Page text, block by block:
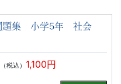
題集 小学5年 社会
（税込） 1,100円